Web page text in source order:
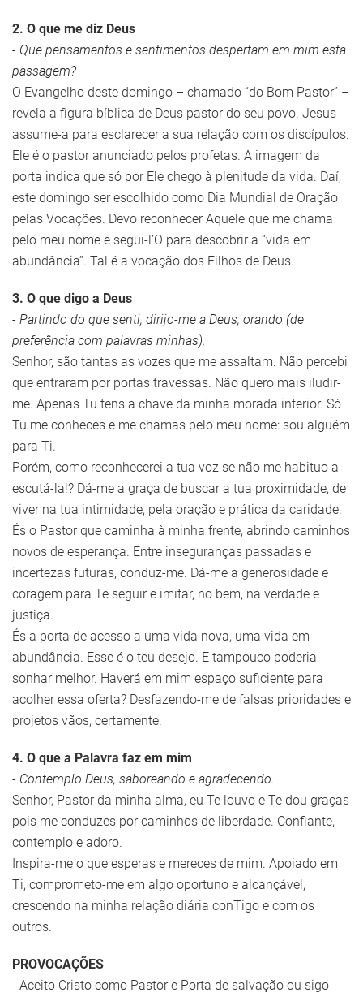
2. O que me diz Deus
- Que pensamentos e sentimentos despertam em mim esta
passagem?
O Evangelho deste domingo – chamado “do Bom Pastor” –
revela a figura bíblica de Deus pastor do seu povo. Jesus
assume-a para esclarecer a sua relação com os discípulos.
Ele é o pastor anunciado pelos profetas. A imagem da
porta indica que só por Ele chego à plenitude da vida. Daí,
este domingo ser escolhido como Dia Mundial de Oração
pelas Vocações. Devo reconhecer Aquele que me chama
pelo meu nome e segui-l’O para descobrir a “vida em
abundância”. Tal é a vocação dos Filhos de Deus.
3. O que digo a Deus
- Partindo do que senti, dirijo-me a Deus, orando (de
preferência com palavras minhas).
Senhor, são tantas as vozes que me assaltam. Não percebi
que entraram por portas travessas. Não quero mais iludir-
me. Apenas Tu tens a chave da minha morada interior. Só
Tu me conheces e me chamas pelo meu nome: sou alguém
para Ti.
Porém, como reconhecerei a tua voz se não me habituo a
escutá-la!? Dá-me a graça de buscar a tua proximidade, de
viver na tua intimidade, pela oração e prática da caridade.
És o Pastor que caminha à minha frente, abrindo caminhos
novos de esperança. Entre inseguranças passadas e
incertezas futuras, conduz-me. Dá-me a generosidade e
coragem para Te seguir e imitar, no bem, na verdade e
justiça.
És a porta de acesso a uma vida nova, uma vida em
abundância. Esse é o teu desejo. E tampouco poderia
sonhar melhor. Haverá em mim espaço suficiente para
acolher essa oferta? Desfazendo-me de falsas prioridades e
projetos vãos, certamente.
4. O que a Palavra faz em mim
- Contemplo Deus, saboreando e agradecendo.
Senhor, Pastor da minha alma, eu Te louvo e Te dou graças
pois me conduzes por caminhos de liberdade. Confiante,
contemplo e adoro.
Inspira-me o que esperas e mereces de mim. Apoiado em
Ti, comprometo-me em algo oportuno e alcançável,
crescendo na minha relação diária conTigo e com os
outros.
PROVOCAÇÕES
- Aceito Cristo como Pastor e Porta de salvação ou sigo